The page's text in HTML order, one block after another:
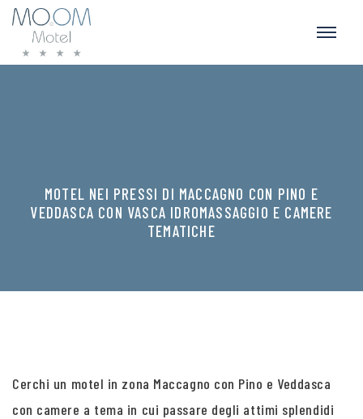
MOTEL NEI PRESSI DI MACCAGNO CON PINO E
VEDDASCA CON VASCA IDROMASSAGGIO E CAMERE
TEMATICHE
Cerchi un motel in zona Maccagno con Pino e Veddasca
con camere a tema in cui passare degli attimi splendidi